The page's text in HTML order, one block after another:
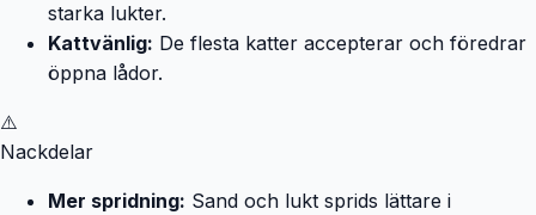
starka lukter.
Kattvänlig: De flesta katter accepterar och föredrar
öppna lådor.
⚠️
Nackdelar
Mer spridning: Sand och lukt sprids lättare i